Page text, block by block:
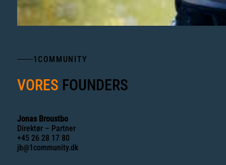
1COMMUNITY
VORES FOUNDERS
Jonas Broustbo
Direktør – Partner
+45 26 28 17 80
jb@1community.dk